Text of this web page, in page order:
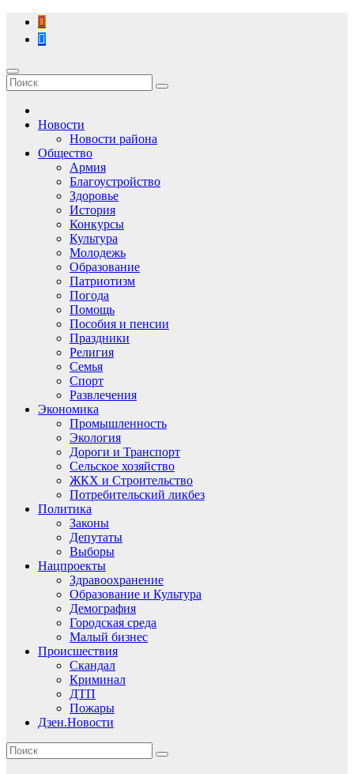
Перейти
содержимому
Новости
Новости района
Общество
Армия
Благоустройство
Здоровье
История
Конкурсы
Культура
Молодежь
Образование
Патриотизм
Погода
Помощь
Пособия и пенсии
Праздники
Религия
Семья
Спорт
Развлечения
Экономика
Промышленность
Экология
Дороги и Транспорт
Сельское хозяйство
ЖКХ и Строительство
Потребительский ликбез
Политика
Законы
Депутаты
Выборы
Нацпроекты
Здравоохранение
Образование и Культура
Демография
Городская среда
Малый бизнес
Происшествия
Скандал
Криминал
ДТП
Пожары
Дзен.Новости